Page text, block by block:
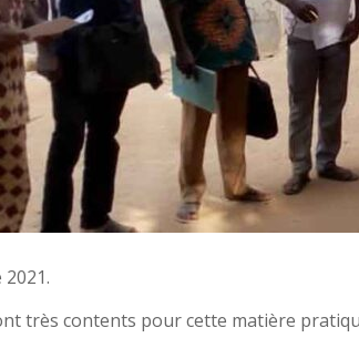
2021.
très contents pour cette matière